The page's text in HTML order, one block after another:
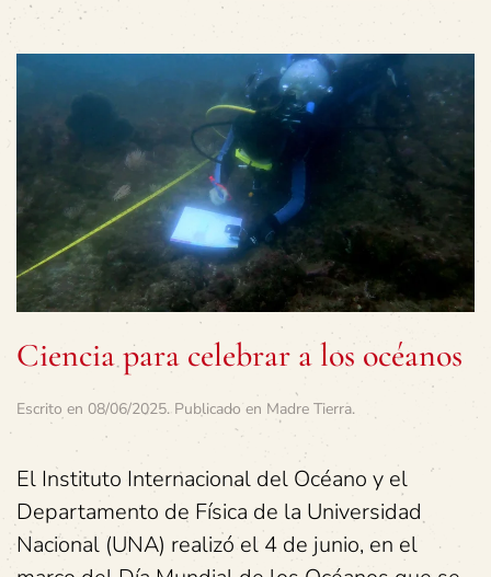
Ciencia para celebrar a los océanos
Escrito en 08/06/2025. Publicado en Madre Tierra.
El Instituto Internacional del Océano y el
Departamento de Física de la Universidad
Nacional (UNA) realizó el 4 de junio, en el